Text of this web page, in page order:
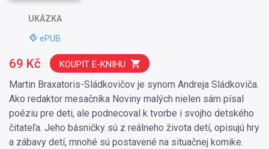
UKÁZKA
ePUB
Martin Braxatoris-Sládkovičov je synom Andreja Sládkoviča.
Ako redaktor mesačníka Noviny malých nielen sám písal
poéziu pre deti, ale podnecoval k tvorbe i svojho detského
čitateľa. Jeho básničky sú z reálneho života detí, opisujú hry
a zábavy detí, mnohé sú postavené na situačnej komike.
69 Kč KOUPIT E-KNIHU